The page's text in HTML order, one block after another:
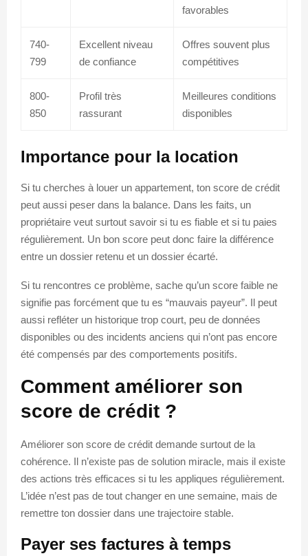
favorables
740-
799
Excellent niveau
de confiance
Offres souvent plus
compétitives
800-
850
Profil très
rassurant
Meilleures conditions
disponibles
Importance pour la location
Si tu cherches à louer un appartement, ton score de crédit
peut aussi peser dans la balance. Dans les faits, un
propriétaire veut surtout savoir si tu es fiable et si tu paies
régulièrement. Un bon score peut donc faire la différence
entre un dossier retenu et un dossier écarté.
Si tu rencontres ce problème, sache qu’un score faible ne
signifie pas forcément que tu es “mauvais payeur”. Il peut
aussi refléter un historique trop court, peu de données
disponibles ou des incidents anciens qui n’ont pas encore
été compensés par des comportements positifs.
Comment améliorer son
score de crédit ?
Améliorer son score de crédit demande surtout de la
cohérence. Il n’existe pas de solution miracle, mais il existe
des actions très efficaces si tu les appliques régulièrement.
L’idée n’est pas de tout changer en une semaine, mais de
remettre ton dossier dans une trajectoire stable.
Payer ses factures à temps